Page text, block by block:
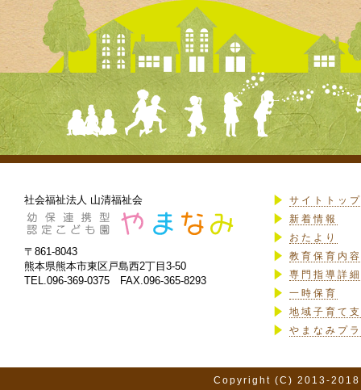
社会福祉法人 山清福祉会
〒861-8043
熊本県熊本市東区戸島西2丁目3-50
TEL.096-369-0375 FAX.096-365-8293
サイトトップ
新着情報
おたより
教育保育内
専門指導詳細
一時保育
地域子育て
やまなみプ
Copyright (C) 2013-